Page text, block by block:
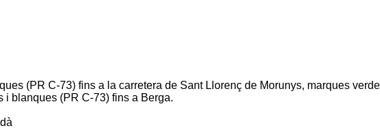
(PR C-73) fins a la carretera de Sant Llorenç de Morunys, marques
i blanques (PR C-73) fins a Berga.